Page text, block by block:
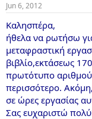
t
a
r
t
e
r
t
e
Jun 6, 2012
Καλησπέρα,
ήθελα να ρωτήσω
μεταφραστική
βιβλίο,εκτάσεως
πρωτότυπο
περισσότερο.
σε ώρες εργασίας
Σας ευχαριστώ